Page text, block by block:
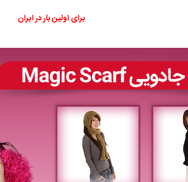
برای اولین بار در ایران